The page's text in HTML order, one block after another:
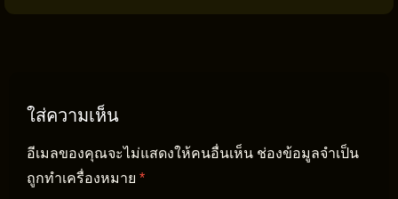
ใส่ความเห็น
อีเมลของคุณจะไม่แสดงให้คนอื่นเห็น ช่องข้อมูลจำเป็น
ถูกทำเครื่องหมาย *